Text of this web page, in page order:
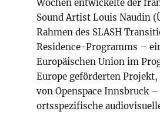
Wochen entwickelte der
Sound Artist Louis Naudin
Rahmen des SLASH
Residence-Programms –
Europäischen Union im
Europe geförderten
von Openspace Innsbruck –
ortsspezifische